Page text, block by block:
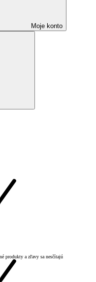
Moje konto
produkty a zľavy sa nesčítajú